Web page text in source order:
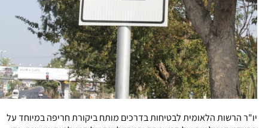
יו"ר הרשות הלאומית לבטיחות בדרכים מותח ביקורת חריפה במיוחד על